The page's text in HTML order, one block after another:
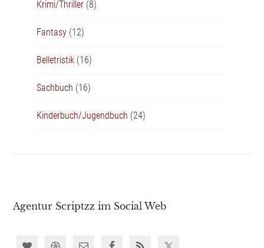
Krimi/Thriller (8)
Fantasy (12)
Belletristik (16)
Sachbuch (16)
Kinderbuch/Jugendbuch (24)
Agentur Scriptzz im Social Web